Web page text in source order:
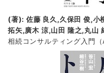
(著): 佐藤 良久,久保田 俊,小
拓矢,廣木 涼,山田 隆之,丸山
相続コンサルティング入門